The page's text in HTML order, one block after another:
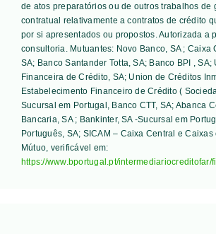
de atos preparatórios ou de outros trabalhos de
contratual relativamente a contratos de crédito
por si apresentados ou propostos. Autorizada a
consultoria. Mutuantes: Novo Banco, SA ; Caixa
SA; Banco Santander Totta, SA; Banco BPI ,
Financeira de Crédito, SA; Union de Créditos
Estabelecimento Financeiro de Crédito (
Sucursal em Portugal, Banco CTT, SA; Abanca
Bancaria, SA ; Bankinter, SA -Sucursal em
Português, SA; SICAM – Caixa Central e
Mútuo , verificável em:
https://www.bportugal.pt/